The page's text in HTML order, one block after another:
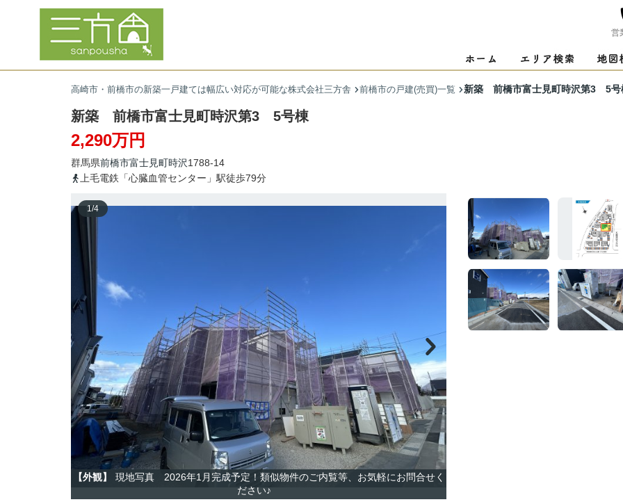
営
高崎市・前橋市の新築一戸建ては幅広い対応が可能な株式会社三方舎 前橋市の戸建(売買)一覧 新築 前橋市富士見町時沢第3 5号
新築 前橋市富士見町時沢第3 5号棟
2,290万円
群馬県前橋市富士見町時沢1788-14
上毛電鉄「心臓血管センター」駅徒歩79分
1/4
【外観】
現地写真 2026年1月完成予定！類似物件のご内覧等、お気軽にお問合せく
ださい♪